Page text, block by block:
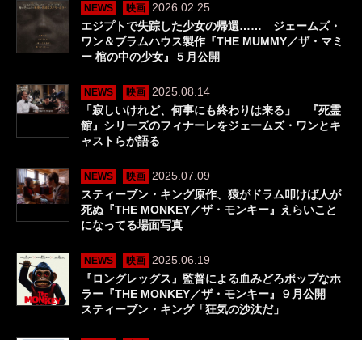
NEWS 映画
2026.02.25
エジプトで失踪した少女の帰還…… ジェームズ・
ワン＆ブラムハウス製作『THE MUMMY／ザ・マミ
ー 棺の中の少女』５月公開
NEWS 映画
2025.08.14
「寂しいけれど、何事にも終わりは来る」 『死霊
館』シリーズのフィナーレをジェームズ・ワンとキ
ャストらが語る
NEWS 映画
2025.07.09
スティーブン・キング原作、猿がドラム叩けば人が
死ぬ『THE MONKEY／ザ・モンキー』えらいこと
になってる場面写真
NEWS 映画
2025.06.19
『ロングレッグス』監督による血みどろポップなホ
ラー『THE MONKEY／ザ・モンキー』９月公開
スティーブン・キング「狂気の沙汰だ」